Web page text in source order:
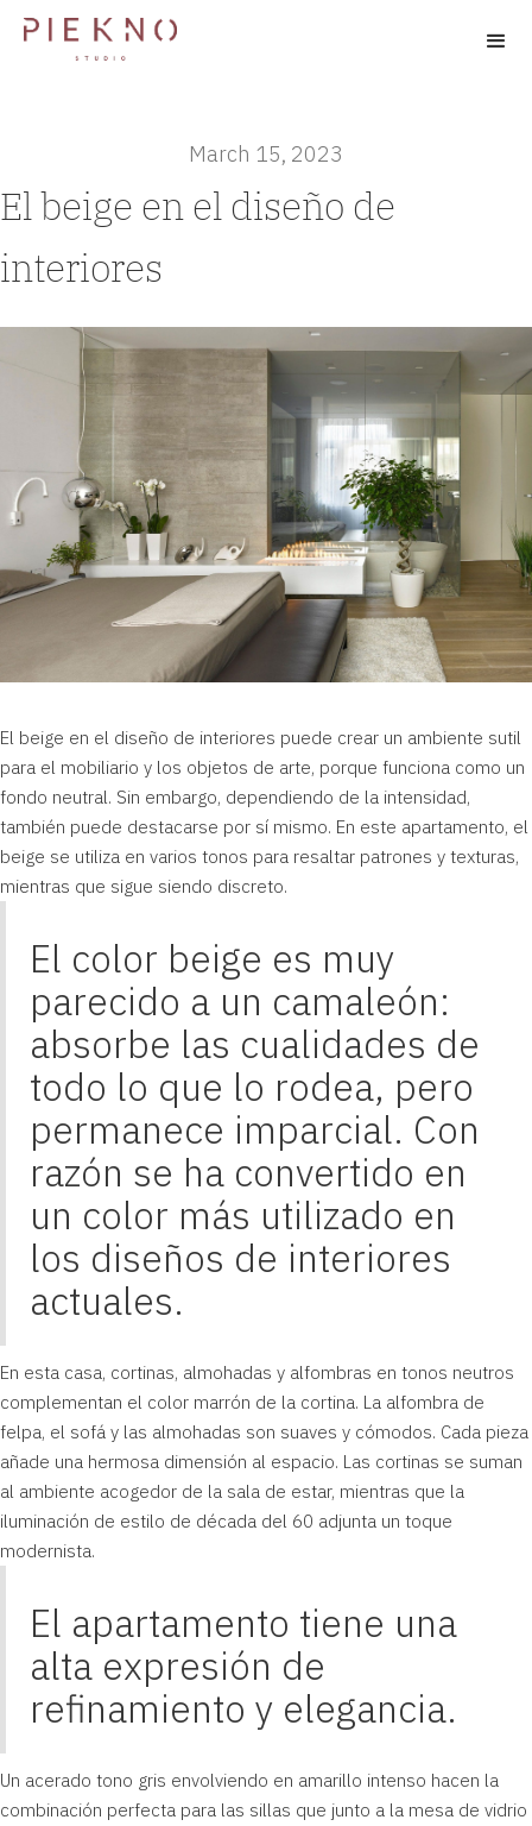
March 15, 2023
El beige en el diseño de
interiores
El beige en el diseño de interiores puede crear un ambiente sutil
para el mobiliario y los objetos de arte, porque funciona como un
fondo neutral. Sin embargo, dependiendo de la intensidad,
también puede destacarse por sí mismo. En este apartamento, el
beige se utiliza en varios tonos para resaltar patrones y texturas,
mientras que sigue siendo discreto.
El color beige es muy
parecido a un camaleón:
absorbe las cualidades de
todo lo que lo rodea, pero
permanece imparcial. Con
razón se ha convertido en
un color más utilizado en
los diseños de interiores
actuales.
En esta casa, cortinas, almohadas y alfombras en tonos neutros
complementan el color marrón de la cortina. La alfombra de
felpa, el sofá y las almohadas son suaves y cómodos. Cada pieza
añade una hermosa dimensión al espacio. Las cortinas se suman
al ambiente acogedor de la sala de estar, mientras que la
iluminación de estilo de década del 60 adjunta un toque
modernista.
El apartamento tiene una
alta expresión de
refinamiento y elegancia.
Un acerado tono gris envolviendo en amarillo intenso hacen la
combinación perfecta para las sillas que junto a la mesa de vidrio